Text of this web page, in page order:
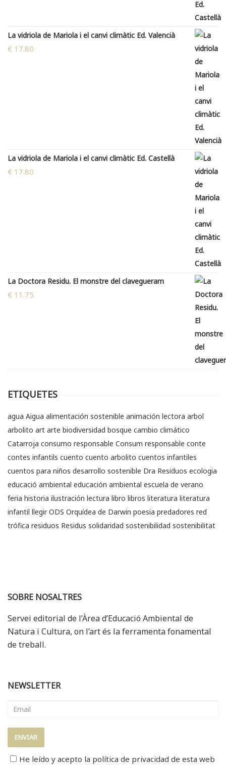
La vidriola de Mariola i el canvi climàtic Ed. Valencià
€ 17.80
La vidriola de Mariola i el canvi climàtic Ed. Castellà
€ 17.80
La Doctora Residu. El monstre del clavegueram
€ 11.75
ETIQUETES
agua Aigua alimentación sostenible animación lectora arbol
arbolito art arte biodiversidad bosque cambio climático
Catarroja consumo responsable Consum responsable conte
contes infantils cuento cuento arbolito cuentos infantiles
cuentos para niños desarrollo sostenible Dra Residuos ecologia
educació ambiental educación ambiental escuela de verano
feria historia ilustración lectura libro libros literatura literatura
infantil llegir ODS Orquídea de Darwin poesia predadores red
trófica residuos Residus solidaridad sostenibilidad sostenibilitat
SOBRE NOSALTRES
Servei editorial de l’Àrea d’Educació Ambiental de
Natura i Cultura, on l’art és la ferramenta fonamental
de treball.
NEWSLETTER
He leído y acepto la política de privacidad de esta web